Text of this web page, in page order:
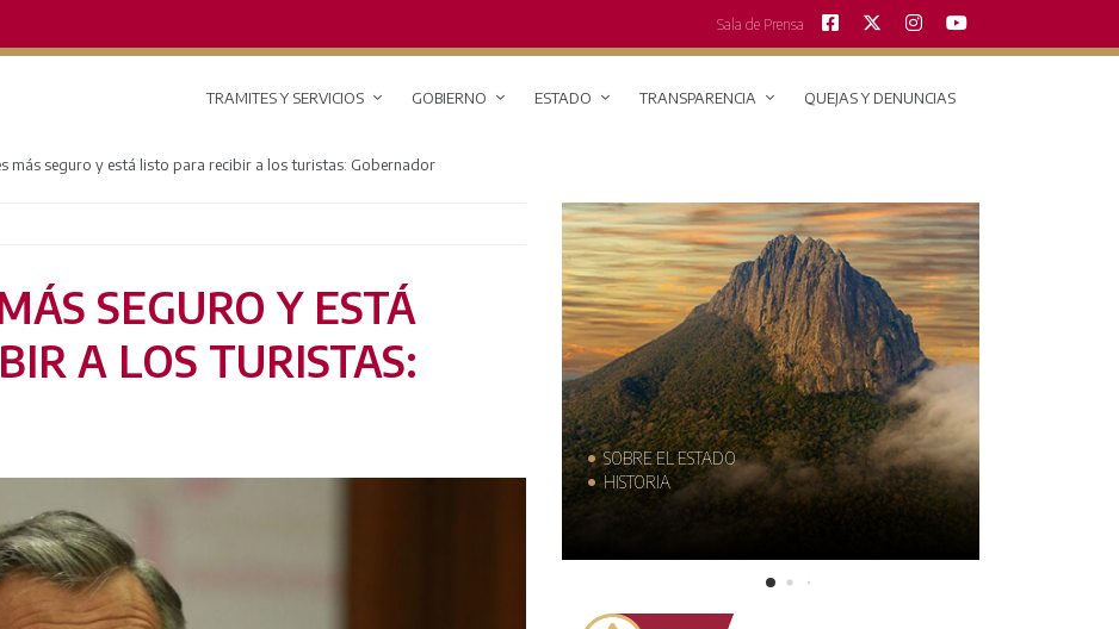
Sala de Prensa
TRAMITES Y SERVICIOS GOBIERNO ESTADO TRANSPARENCIA QUEJAS Y DENUNCIAS
más seguro y está listo para recibir a los turistas: Gobernador
SEGURO Y ESTÁ
A LOS TURISTAS:
SOBRE EL ESTADO
HISTORIA